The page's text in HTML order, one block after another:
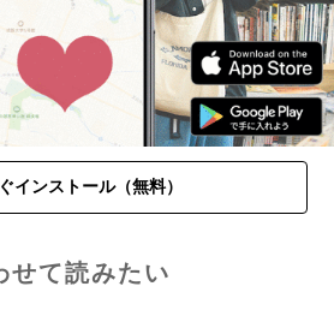
インストール（無料）
せて読みたい